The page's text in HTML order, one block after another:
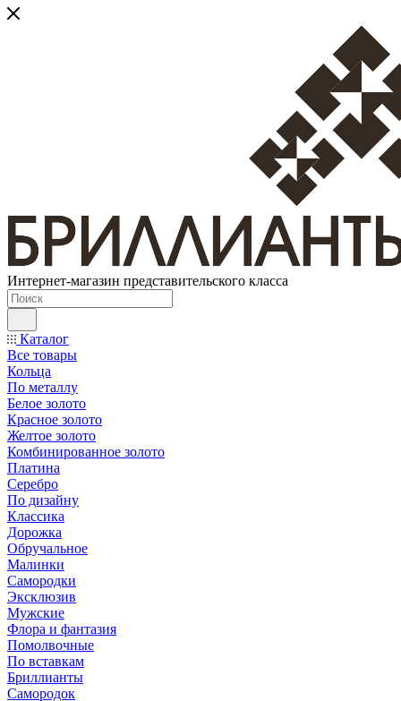
Интернет-магазин представительского класса
Каталог
Все товары
Кольца
По металлу
Белое золото
Красное золото
Желтое золото
Комбинированное золото
Платина
Серебро
По дизайну
Классика
Дорожка
Обручальное
Малинки
Самородки
Эксклюзив
Мужские
Флора и фантазия
Помолвочные
По вставкам
Бриллианты
Самородок